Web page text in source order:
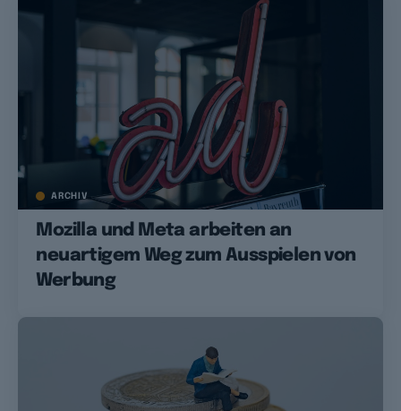
ARCHIV
Mozilla und Meta arbeiten an
neuartigem Weg zum Ausspielen von
Werbung